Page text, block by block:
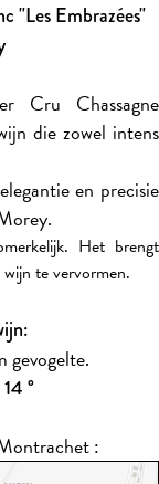
"Les Embrazées"
Cru Chassagne
die zowel intens
en precisie
Het brengt
te vervormen.
gevogelte.
°
: